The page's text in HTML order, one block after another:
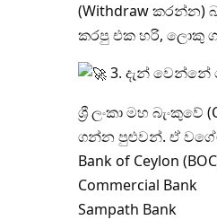
(Withdraw කරන්න)
කරපු එක හරි, ලොකු
3. දැන් වෙන්නේ
ශ්‍රී ලංකා මහ
ගන්න පුළුවන්. ඒ
Bank of Ceylon
Commercial Bank
Sampath Bank